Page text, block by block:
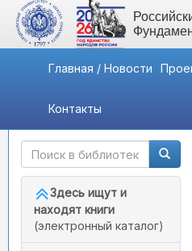
Главная / Новости
Контакты
Быстрый доступ
Здесь ищут и
находят книги
(электронный каталог)